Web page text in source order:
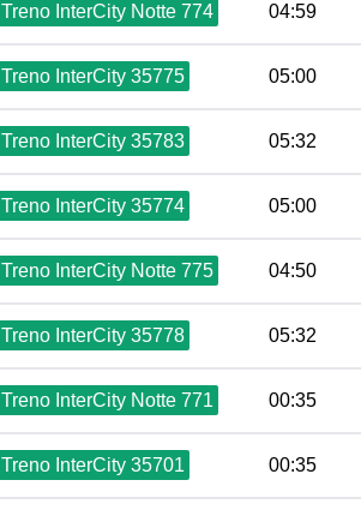
Treno InterCity Notte 774 04:59
Treno InterCity 35775 05:00
Treno InterCity 35783 05:32
Treno InterCity 35774 05:00
Treno InterCity Notte 775 04:50
Treno InterCity 35778 05:32
Treno InterCity Notte 771 00:35
Treno InterCity 35701 00:35